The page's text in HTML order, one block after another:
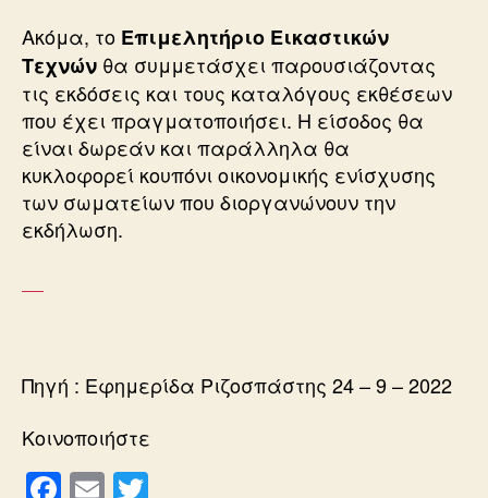
Ακόμα, το Επιμελητήριο Εικαστικών
Τεχνών θα συμμετάσχει παρουσιάζοντας
τις εκδόσεις και τους καταλόγους εκθέσεων
που έχει πραγματοποιήσει. Η είσοδος θα
είναι δωρεάν και παράλληλα θα
κυκλοφορεί κουπόνι οικονομικής ενίσχυσης
των σωματείων που διοργανώνουν την
εκδήλωση.
Πηγή : Εφημερίδα Ριζοσπάστης 24 – 9 – 2022
Κοινοποιήστε